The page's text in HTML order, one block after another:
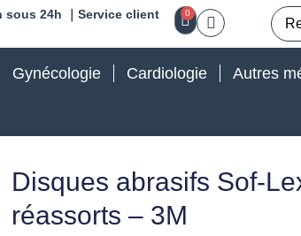
sous 24h ｜Service client
0
Gynécologie Cardiologie Autres
Disques abrasifs Sof-
réassorts – 3M